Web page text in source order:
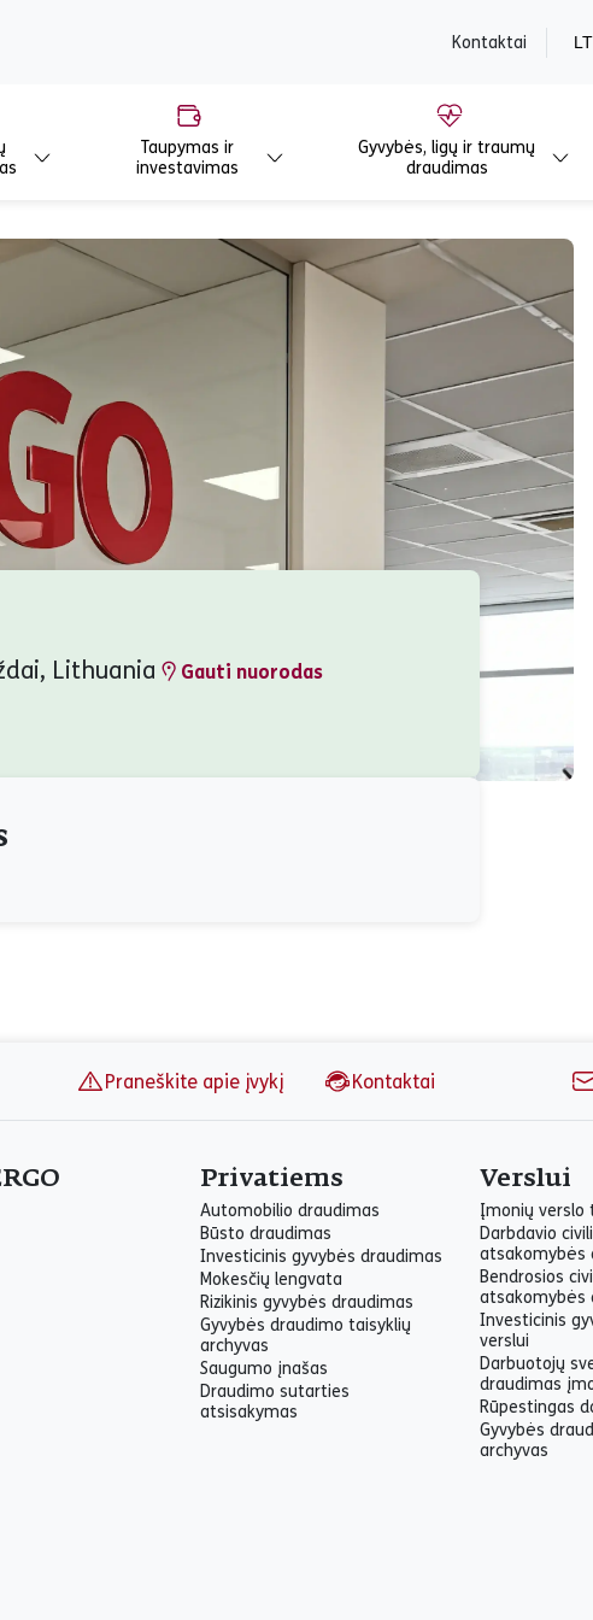
Kontaktai LT
Taupymas ir
investavimas
Gyvybės, ligų ir traumų
draudimas
Lithuania
Gauti nuorodas
Praneškite apie įvykį Kontaktai
Privatiems
Automobilio draudimas
Būsto draudimas
Investicinis gyvybės draudimas
Mokesčių lengvata
Rizikinis gyvybės draudimas
Gyvybės draudimo taisyklių
archyvas
Saugumo įnašas
Draudimo sutarties
atsisakymas
Verslui
Įmonių verslo
Darbdavio
atsakomybės
Bendrosios
atsakomybės
Investicinis
verslui
Darbuotojų
draudimas
Rūpestingas
Gyvybės
archyvas